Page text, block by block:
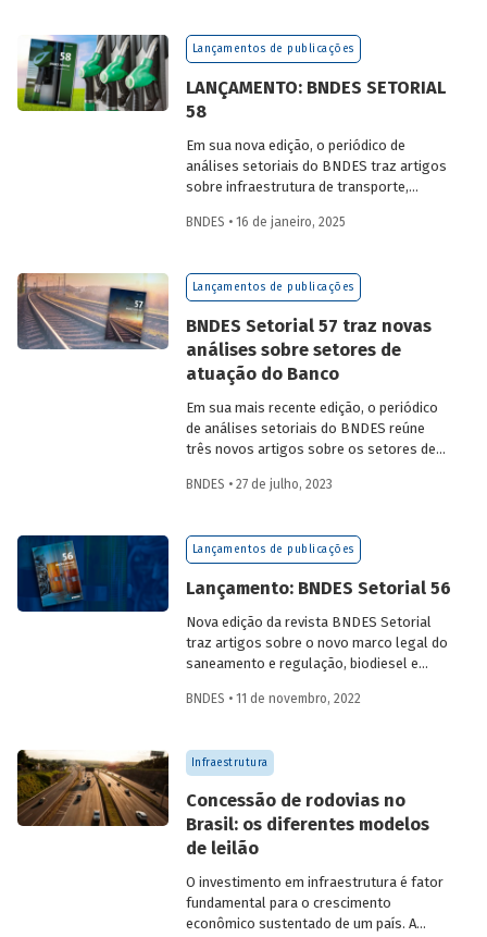
Lançamentos de publicações
LANÇAMENTO: BNDES SETORIAL
58
Em sua nova edição, o periódico de
análises setoriais do BNDES traz artigos
sobre infraestrutura de transporte,
sustentáveis, mercado de aeronaves,
BNDES • 16 de janeiro, 2025
Lançamentos de publicações
BNDES Setorial 57 traz novas
análises sobre setores de
atuação do Banco
Em sua mais recente edição, o periódico
de análises setoriais do BNDES reúne
três novos artigos sobre os setores de
defesa. Saiba mais e acesse os estudos
BNDES • 27 de julho, 2023
Lançamentos de publicações
Lançamento: BNDES Setorial 56
Nova edição da revista BNDES Setorial
traz artigos sobre o novo marco legal do
saneamento e regulação, biodiesel e
leasing de aeronaves no setor de
BNDES • 11 de novembro, 2022
Infraestrutura
Concessão de rodovias no
Brasil: os diferentes modelos
de leilão
O investimento em infraestrutura é fator
fundamental para o crescimento
econômico sustentado de um país. A